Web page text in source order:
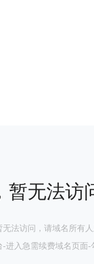
暂无法访
法访问，请域名所有
进入急需续费域名页面-